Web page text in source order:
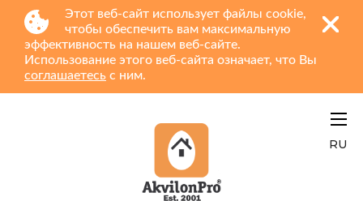
Этот веб-сайт использует файлы cookie,
чтобы обеспечить вам максимальную
эффективность на нашем веб-сайте.
Использование этого веб-сайта означает, что Вы
соглашаетесь с ним.
RU